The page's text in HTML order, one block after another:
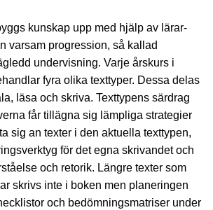
kunskap upp med hjälp av lärar-
varsam progression, så kallad
undervisning. Varje årskurs i
fyra olika texttyper. Dessa delas
läsa och skriva. Texttypens särdrag
får tillägna sig lämpliga strategier
sig an texter i den aktuella texttypen,
för det egna skrivandet och
och retorik. Längre texter som
skrivs inte i boken men planeringen
och bedömningsmatriser under